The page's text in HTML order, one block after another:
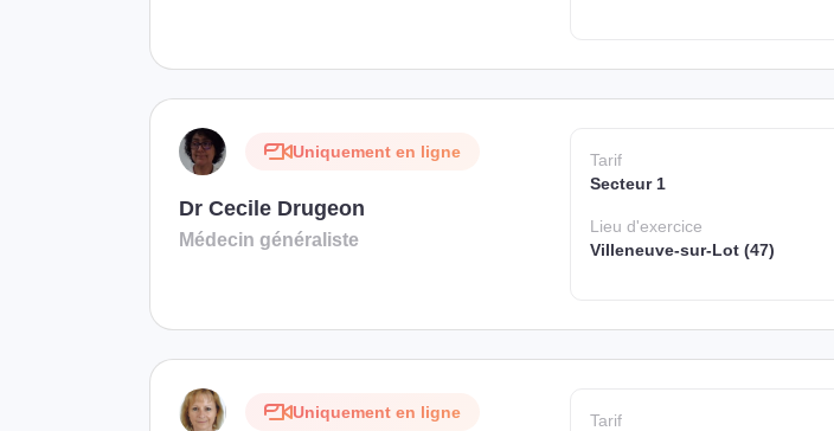
Uniquement en ligne
Dr Cecile Drugeon
Médecin généraliste
Tarif
Secteur 1
Lieud'exercice
Villeneuve-sur-Lot (47)
Uniquement en ligne
Tarif